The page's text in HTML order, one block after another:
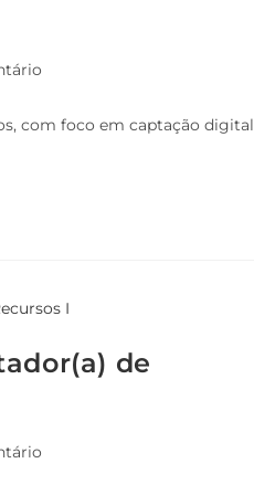
com foco em captação digital
de